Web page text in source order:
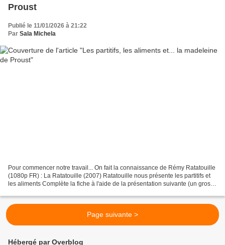
Proust
Publié le 11/01/2026 à 21:22
Par Sala Michela
Pour commencer notre travail... On fait la connaissance de Rémy Ratatouille
(1080p FR) : La Ratatouille (2007) Ratatouille nous présente les partitifs et
les aliments Complète la fiche à l'aide de la présentation suivante (un gros
Page suivante >
Hébergé par Overblog